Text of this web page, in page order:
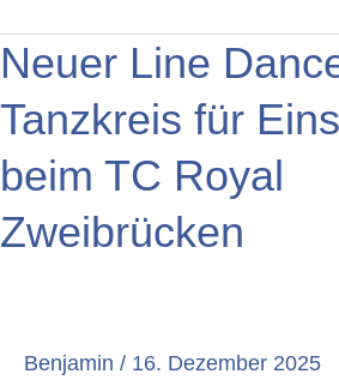
Neuer Line
Tanzkreis für
beim TC Royal
Zweibrücken
Benjamin / 16. Dezember 2025
Neuer
Line
Dance
Tanzkreis
für
Einsteiger
beim
TC